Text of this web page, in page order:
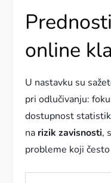
online
U nastavku su
pri odlučivanju:
dostupnost
na rizik zavisnosti,
probleme koji